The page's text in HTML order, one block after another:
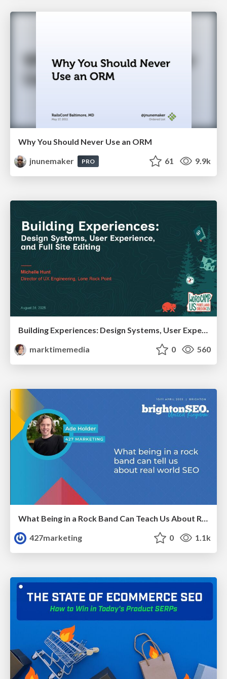
Why You Should Never Use an ORM
jnunemaker
PRO 61 9.9k
Building Experiences: Design Systems, User Experience, and Full Site Editing
marktimemedia
0 560
What Being in a Rock Band Can Teach Us About Real World SEO
427marketing
0 1.1k